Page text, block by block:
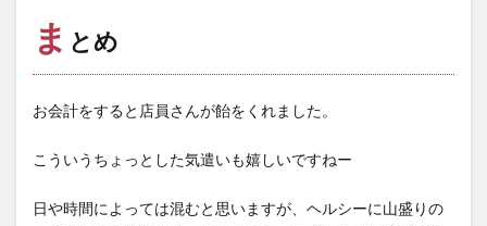
ま とめ
お会計をすると店員さんが飴をくれました。
こういうちょっとした気遣いも嬉しいですねー
日や時間によっては混むと思いますが、ヘルシーに山盛りの